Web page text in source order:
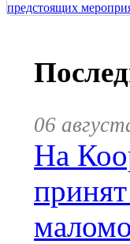
предстоящих
06
На